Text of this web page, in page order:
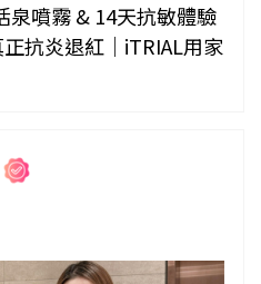
泉噴霧 & 14天抗敏體驗
抗炎退紅｜iTRIAL用家